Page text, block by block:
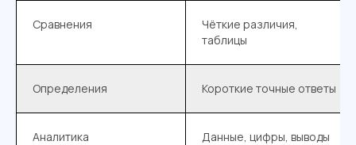
Сравнения
Чёткие различия,
таблицы
Определения Короткие точные ответы
Аналитика Данные, цифры, выводы